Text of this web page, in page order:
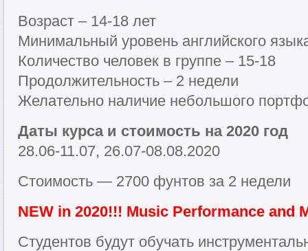
Возраст – 14-18 лет
Минимальный уровень английского
Количество человек в группе – 15-18
Продолжительность – 2 недели
Желательно наличие небольшого
Даты курса и стоимость на 2020 год
28.06-11.07, 26.07-08.08.2020
Стоимость — 2700 фунтов за 2 недели
NEW in 2020!!! Music Performance and
Студентов будут обучать